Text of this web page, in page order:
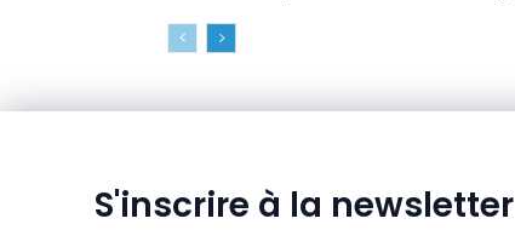
S'inscrire à la newsletter